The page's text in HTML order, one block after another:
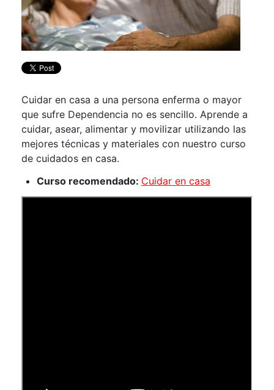
Cuidar en casa a una persona enferma o mayor
que sufre Dependencia no es sencillo. Aprende a
cuidar, asear, alimentar y movilizar utilizando las
mejores técnicas y materiales con nuestro curso
de cuidados en casa.
Curso recomendado: Cuidar en casa